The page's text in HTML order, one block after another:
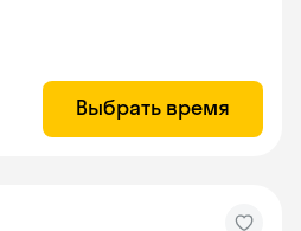
Выбрать время